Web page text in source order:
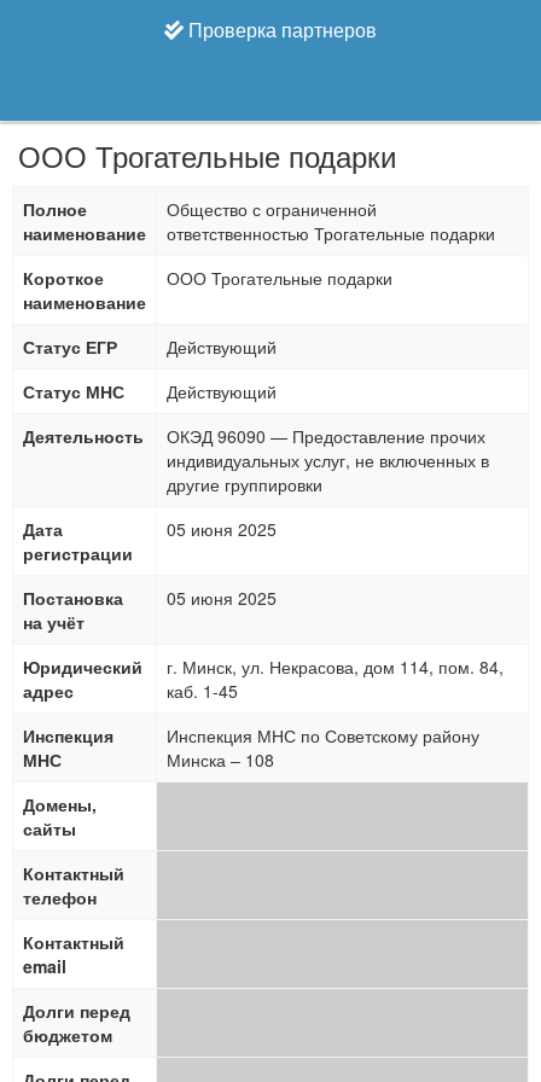
Проверка партнеров
ООО Трогательные подарки
Полное
наименование
Общество с ограниченной
ответственностью Трогательные подарки
Короткое
наименование
ООО Трогательные подарки
Статус ЕГР
Действующий
Статус МНС
Действующий
Деятельность
ОКЭД 96090 — Предоставление прочих
индивидуальных услуг, не включенных в
другие группировки
Дата
регистрации
05 июня 2025
Постановка
на учёт
05 июня 2025
Юридический
адрес
г. Минск, ул. Некрасова, дом 114, пом. 84,
каб. 1-45
Инспекция
МНС
Инспекция МНС по Советскому району
Минска – 108
Домены,
сайты
Контактный
телефон
Контактный
email
Долги перед
бюджетом